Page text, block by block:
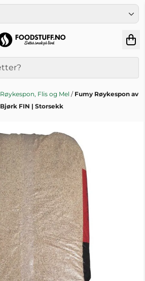
Røykespon, Flis og Mel / Fumy Røykespon av
Bjørk FIN | Storsekk